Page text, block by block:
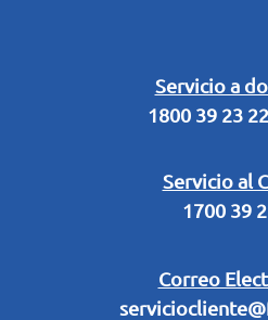
Servicio a
1800 39 23
Servicio al
1700 39
Correo
Legal Campaña Produbanco
Términos y condiciones sorteo